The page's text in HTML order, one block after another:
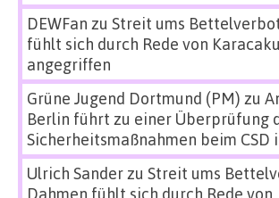
DEWFan zu Streit ums
fühlt sich durch Rede von
angegriffen
Grüne Jugend Dortmund (PM) zu
Berlin führt zu einer Überprüfung
Sicherheitsmaßnahmen beim CSD
Ulrich Sanderzu Streit ums
Dahmen fühlt sich durch Rede von